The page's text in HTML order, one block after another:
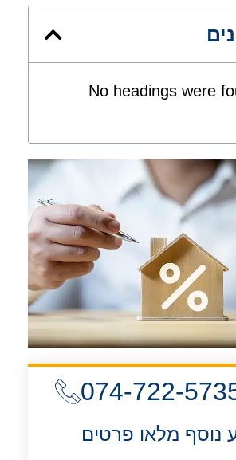
No headings were
נוסף מלאו פרטים